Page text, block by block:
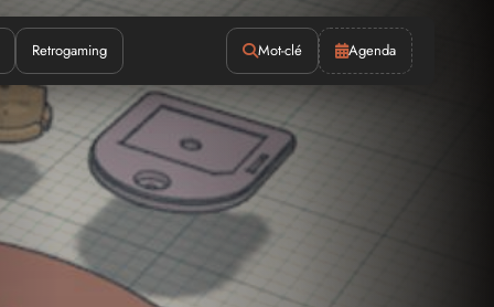
Retrogaming Mot-clé Agenda